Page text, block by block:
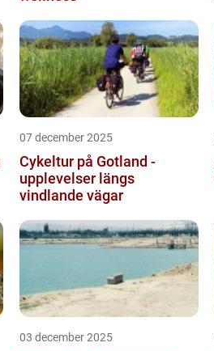
07 december 2025
Cykeltur på Gotland -
upplevelser längs
vindlande vägar
03 december 2025